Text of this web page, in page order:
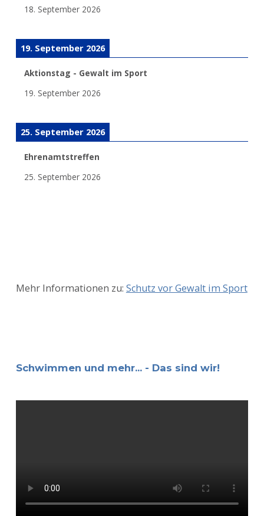
18. September 2026
19. September 2026
Aktionstag - Gewalt im Sport
19. September 2026
25. September 2026
Ehrenamtstreffen
25. September 2026
Mehr Informationen zu: Schutz vor Gewalt im Sport
Schwimmen und mehr... - Das sind wir!